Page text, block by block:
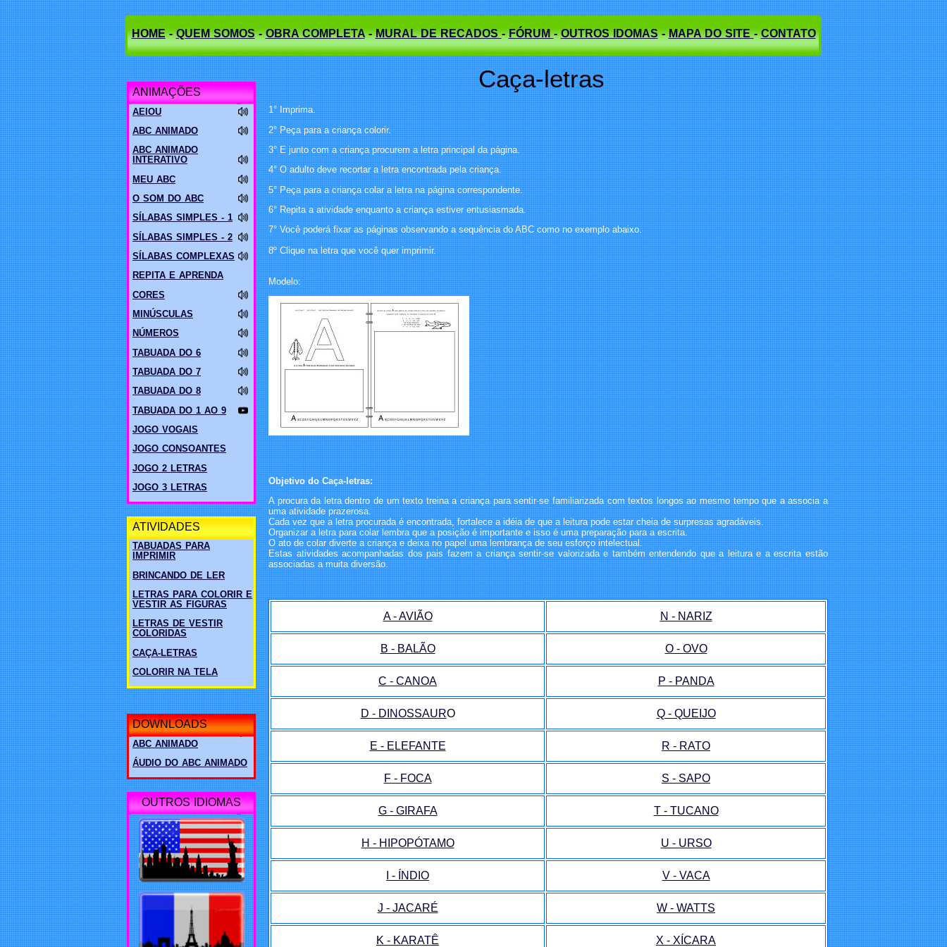
HOME-QUEM SOMOS-OBRA COMPLETA-MURAL DE RECADOS-FÓRUM-OUTROS IDOMAS-MAPA DO SITE-CONTATO
ANIMAÇÕES
AEIOU
ABC ANIMADO
ABC ANIMADO
INTERATIVO
MEU ABC
O SOM DO ABC
SÍLABAS SIMPLES - 1
SÍLABAS SIMPLES - 2
SÍLABAS COMPLEXAS
REPITA E APRENDA
CORES
MINÚSCULAS
NÚMEROS
TABUADA DO 6
TABUADA DO 7
TABUADA DO 8
TABUADA DO 1 AO 9
JOGO VOGAIS
JOGO CONSOANTES
JOGO 2 LETRAS
JOGO 3 LETRAS
ATIVIDADES
TABUADAS PARA
IMPRIMIR
BRINCANDO DE LER
LETRAS PARA COLORIR E
VESTIR AS FIGURAS
LETRAS DE VESTIR
COLORIDAS
CAÇA-LETRAS
COLORIR NA TELA
DOWNLOADS
ABC ANIMADO
ÁUDIO DO ABC ANIMADO
OUTROS IDIOMAS
Caça-letras
1° Imprima.
2° Peça para a criança colorir.
3° E junto com a criança procurem a letra principal da página.
4° O adulto deve recortar a letra encontrada pela criança.
5° Peça para a criança colar a letra na página correspondente.
6° Repita a atividade enquanto a criança estiver entusiasmada.
7° Você poderá fixar as páginas observando a sequência do ABC como no exemplo abaixo.
8º Clique na letra que você quer imprimir.
Modelo:
Objetivo do Caça-letras:
A procura da letra dentro de um texto treina a criança para sentir-se familiarizada com textos longos ao mesmo tempo que a associa a
uma atividade prazerosa.
Cada vez que a letra procurada é encontrada, fortalece a idéia de que a leitura pode estar cheia de surpresas agradáveis.
Organizar a letra para colar lembra que a posição é importante e isso é uma preparação para a escrita.
O ato de colar diverte a criança e deixa no papel uma lembrança de seu esforço intelectual.
Estas atividades acompanhadas dos pais fazem a criança sentir-se valorizada e também entendendo que a leitura e a escrita estão
associadas a muita diversão.
A - AVIÃO N - NARIZ
B - BALÃO O - OVO
C - CANOA P - PANDA
D - DINOSSAURO Q - QUEIJO
E - ELEFANTE R - RATO
F - FOCA S - SAPO
G - GIRAFA T - TUCANO
H - HIPOPÓTAMO U - URSO
I - ÍNDIO V - VACA
J - JACARÉ W - WATTS
K - KARATÊ X - XÍCARA